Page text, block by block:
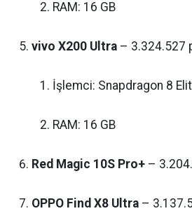
RAM: 16 GB
vivo X200 Ultra – 3.324.527
İşlemci: Snapdragon 8
RAM: 16 GB
Red Magic 10S Pro+ –
OPPO Find X8 Ultra –